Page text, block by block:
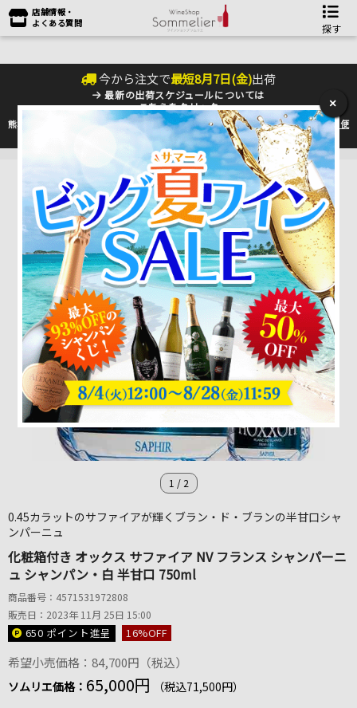
店舗情報・
よくある質問
探す
今から注文で最短8月7日(金)出荷
最新の出荷スケジュールについては
こちらをクリック
熊本地震の影響により九州への配送に遅れが生じております。最新情報は佐川急便
のHP
をご確認下さい。
1 / 2
0.45カラットのサファイアが輝くブラン・ド・ブランの半甘口シャ
ンパーニュ
化粧箱付き オックス サファイア NV フランス シャンパーニ
ュ シャンパン・白 半甘口 750ml
商品番号：4571531972808
販売日：2023年 11月 25日 15:00
650 ポイント進呈 16%OFF
希望小売価格：84,700円（税込）
ソムリエ価格： 65,000円 （税込71,500円）
×